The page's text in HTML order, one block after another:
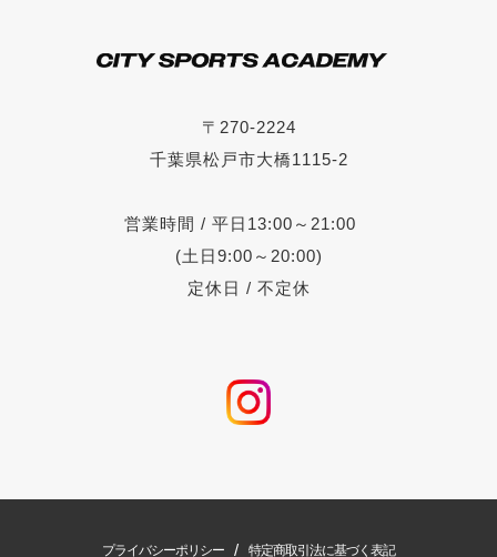
〒270-2224
千葉県松戸市大橋1115-2
営業時間 / 平日13:00～21:00
(土日9:00～20:00)
定休日 / 不定休
プライバシーポリシー / 特定商取引法に基づく表記